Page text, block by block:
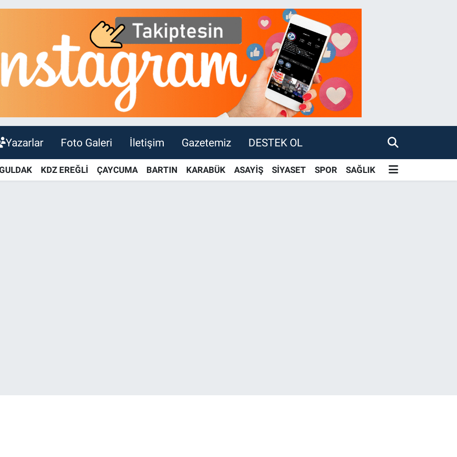
Yazarlar Foto Galeri İletişim Gazetemiz DESTEK OL
KDZ EREĞLİ ÇAYCUMA BARTIN KARABÜK ASAYİŞ SİYASET SPOR SAĞLIK